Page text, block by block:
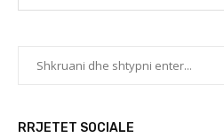
RRJETET SOCIALE